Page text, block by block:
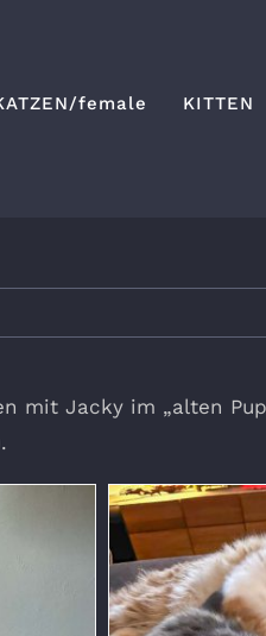
female KITTEN
mit Jacky im „alten